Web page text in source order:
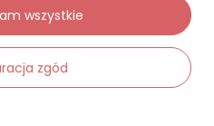
zgód
wszystkie